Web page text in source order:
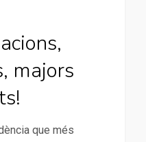
majors
que més